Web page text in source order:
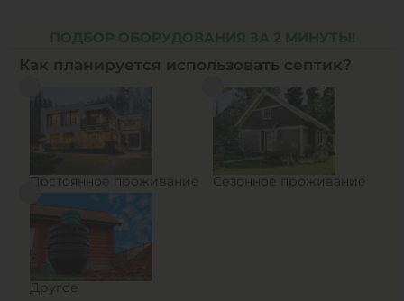
ПОДБОР ОБОРУДОВАНИЯ ЗА 2 МИНУТЫ!
Как планируется использовать септик?
Постоянное проживание Сезонное проживание
Другое